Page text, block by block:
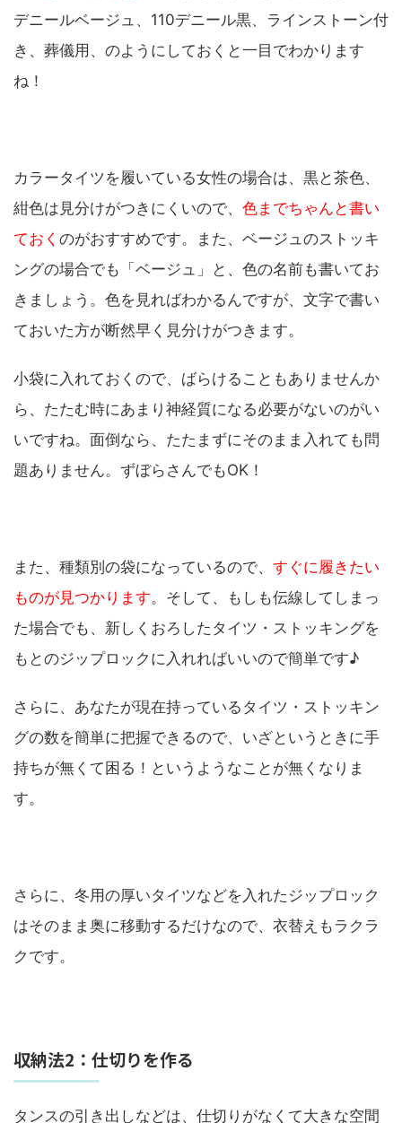
デニールベージュ、110デニール黒、ラインストーン付
き、葬儀用、のようにしておくと一目でわかります
ね！
カラータイツを履いている女性の場合は、黒と茶色、
紺色は見分けがつきにくいので、 色までちゃんと書い
ておく のがおすすめです。また、ベージュのストッキ
ングの場合でも「ベージュ」と、色の名前も書いてお
きましょう。色を見ればわかるんですが、文字で書い
ておいた方が断然早く見分けがつきます。
小袋に入れておくので、ばらけることもありませんか
ら、たたむ時にあまり神経質になる必要がないのがい
いですね。面倒なら、たたまずにそのまま入れても問
題ありません。ずぼらさんでもOK！
また、種類別の袋になっているので、 すぐに履きたい
ものが見つかります。そして、もしも伝線してしまっ
た場合でも、新しくおろしたタイツ・ストッキングを
もとのジップロックに入れればいいので簡単です♪
さらに、あなたが現在持っているタイツ・ストッキン
グの数を簡単に把握できるので、いざというときに手
持ちが無くて困る！というようなことが無くなりま
す。
さらに、冬用の厚いタイツなどを入れたジップロック
はそのまま奥に移動するだけなので、衣替えもラクラ
クです。
収納法2：仕切りを作る
タンスの引き出しなどは、仕切りがなくて大きな空間